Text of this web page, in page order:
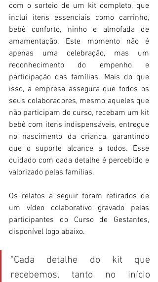
com o sorteio de um kit completo, que
inclui itens essenciais como carrinho,
bebê conforto, ninho e almofada de
amamentação. Este momento não é
apenas uma celebração, mas um
reconhecimento do empenho e
participação das famílias. Mais do que
isso, a empresa assegura que todos os
seus colaboradores, mesmo aqueles que
não participam do curso, recebam um kit
bebê com itens indispensáveis, entregue
no nascimento da criança, garantindo
que o suporte alcance a todos. Esse
cuidado com cada detalhe é percebido e
valorizado pelas famílias.
Os relatos a seguir foram retirados de
um vídeo colaborativo gravado pelas
participantes do Curso de Gestantes,
disponível logo abaixo.
“Cada detalhe do kit que
recebemos, tanto no início